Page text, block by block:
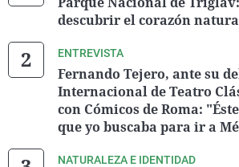
descubrir el corazón
ENTREVISTA
Fernando Tejero, ante su
Internacional de Teatro
con Cómicos de Roma:
que yo buscaba para ir a
NATURALEZA E IDENTIDAD